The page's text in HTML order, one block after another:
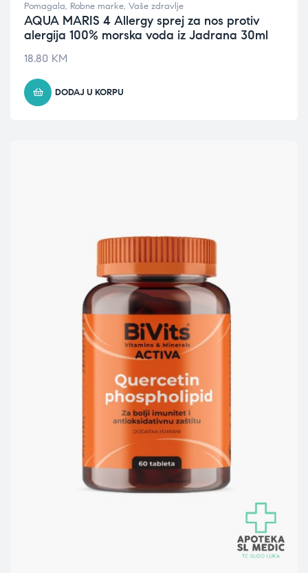
Pomagala, Robne marke, Vaše zdravlje
AQUA MARIS 4 Allergy sprej za nos protiv
alergija 100% morska voda iz Jadrana 30ml
18.80 KM
DODAJ U KORPU